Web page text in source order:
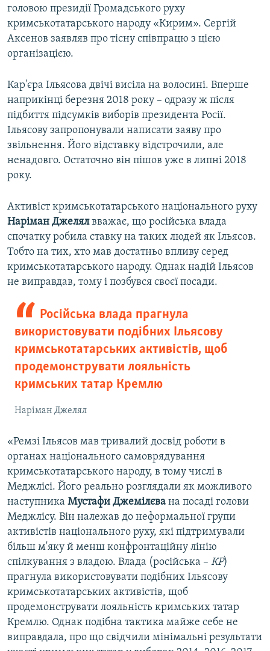
головою президії Громадського руху
кримськотатарського народу «Кирим». Сергій
Аксенов заявляв про тісну співпрацю з цією
організацією.
Кар'єра Ільясова двічі висіла на волосині. Вперше
наприкінці березня 2018 року – одразу ж після
підбиття підсумків виборів президента Росії.
Ільясову запропонували написати заяву про
звільнення. Його відставку відстрочили, але
ненадовго. Остаточно він пішов уже в липні 2018
року.
Активіст кримськотатарського національного руху
Наріман Джелялвважає, що російська влада
спочатку робила ставку на таких людей як Ільясов.
Тобто на тих, хто мав достатньо впливу серед
кримськотатарського народу. Однак надій Ільясов
не виправдав, тому і позбувся своєї посади.
Російська влада прагнула
використовувати подібних Ільясову
кримськотатарських активістів, щоб
продемонструвати лояльність
кримських татар Кремлю
Наріман Джелял
«Ремзі Ільясов мав тривалий досвід роботи в
органах національного самоврядування
кримськотатарського народу, в тому числі в
Меджлісі. Його реально розглядали як можливого
наступника Мустафи Джемілєва на посаді голови
Меджлісу. Він належав до неформальної групи
активістів національного руху, які підтримували
більш м'яку й менш конфронтаційну лінію
спілкування з владою. Влада (російська – КР)
прагнула використовувати подібних Ільясову
кримськотатарських активістів, щоб
продемонструвати лояльність кримських татар
Кремлю. Однак подібна тактика майже себе не
виправдала, про що свідчили мінімальні результати